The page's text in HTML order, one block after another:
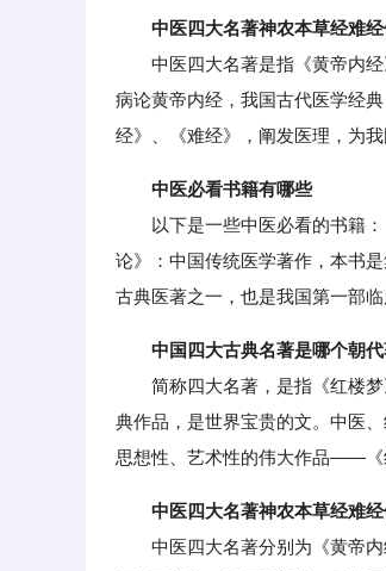
中医四大名著神农本草经难
中医四大名著是指《黄帝内经
病论黄帝内经，我国古代医学经
经》、《难经》，阐发医理，为我
中医必看书籍有哪些
以下是一些中医必看的书籍：
论》：中国传统医学著作，本书
古典医著之一，也是我国第一部临
中国四大古典名著是哪个朝
简称四大名著，是指《红楼梦
典作品，是世界宝贵的文。中医
思想性、艺术性的伟大作品——《
中医四大名著神农本草经难
中医四大名著分别为《黄帝内